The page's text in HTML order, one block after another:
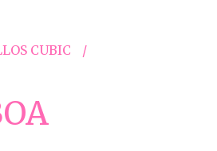
CUBIC